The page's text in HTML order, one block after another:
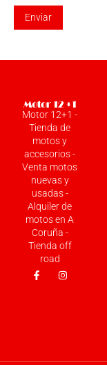
Motor 12+1 -
Tienda de
motos y
accesorios -
Venta motos
nuevas y
usadas -
Alquiler de
motos en A
Coruña -
Tienda off
road